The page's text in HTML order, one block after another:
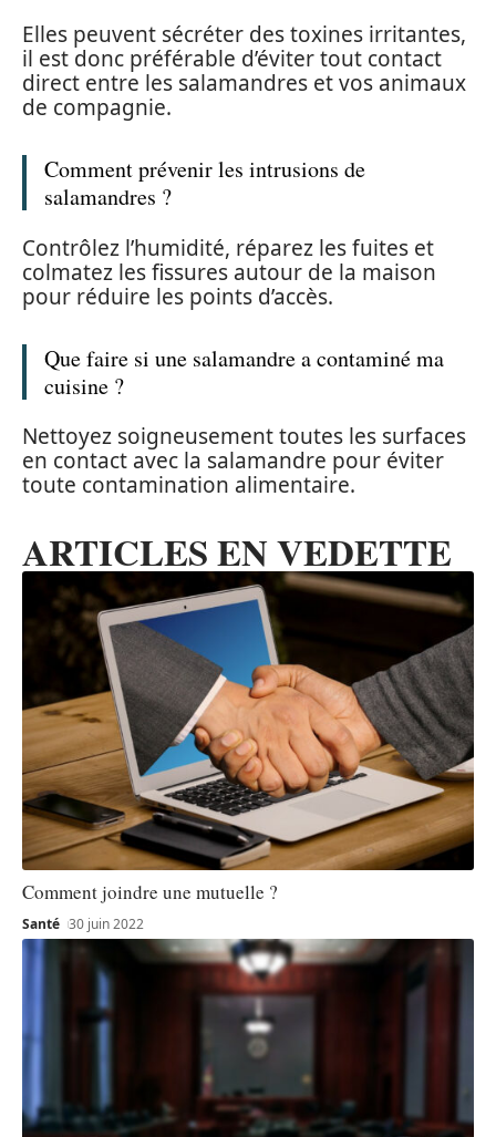
Elles peuvent sécréter des toxines irritantes,
il est donc préférable d’éviter tout contact
direct entre les salamandres et vos animaux
de compagnie.
Comment prévenir les intrusions de
salamandres ?
Contrôlez l’humidité, réparez les fuites et
colmatez les fissures autour de la maison
pour réduire les points d’accès.
Que faire si une salamandre a contaminé ma
cuisine ?
Nettoyez soigneusement toutes les surfaces
en contact avec la salamandre pour éviter
toute contamination alimentaire.
ARTICLES EN VEDETTE
Comment joindre une mutuelle ?
Santé 30 juin 2022